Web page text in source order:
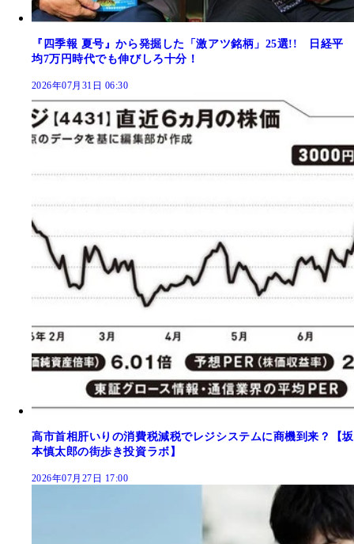
『四季報 夏号』から発掘した「激アツ銘柄」25選!! 日経平
均7万円時代でも伸びしろ十分！
2026年07月31日 06:30
高市首相肝いりの消費税減税でレジシステムに商機到来？【坂
本慎太郎の街歩き投資ラボ】
2026年07月27日 17:00